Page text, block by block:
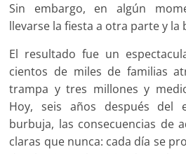
Sin embargo, en algún
llevarse la fiesta a otra parte y la
El resultado fue un
cientos de miles de familias
trampa y tres millones y
Hoy, seis años después del
burbuja, las consecuencias de
claras que nunca: cada día se